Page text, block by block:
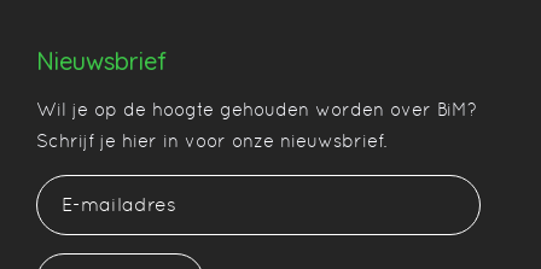
Nieuwsbrief
Wil je op de hoogte gehouden worden over BiM?
Schrijf je hier in voor onze nieuwsbrief.